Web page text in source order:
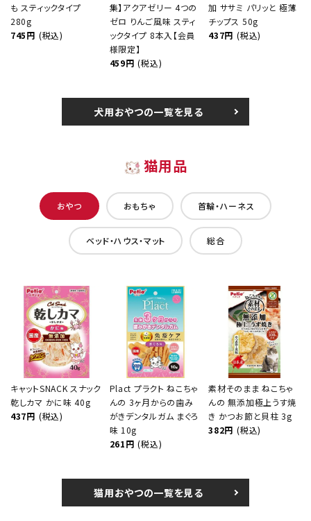
も スティックタイプ
280g
745円 (税込)
集】アクアゼリー 4つの
ゼロ りんご風味 スティ
ックタイプ 8本入【会員
様限定】
459円 (税込)
加 ササミ パリッと 極薄
チップス 50g
437円 (税込)
犬用おやつの一覧を見る
猫用品
おやつ おもちゃ 首輪・ハーネス
ベッド・ハウス・マット 総合
キャットSNACK スナック
乾しカマ かに味 40g
437円 (税込)
Plact プラクト ねこちゃ
んの 3ヶ月からの歯み
がきデンタルガム まぐろ
味 10g
261円 (税込)
素材そのまま ねこちゃ
んの 無添加極上うす焼
き かつお節と貝柱 3g
382円 (税込)
猫用おやつの一覧を見る